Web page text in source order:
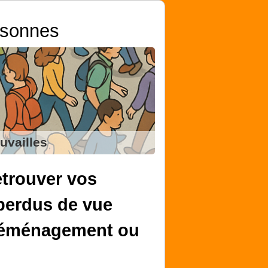
vos
de vue
ou